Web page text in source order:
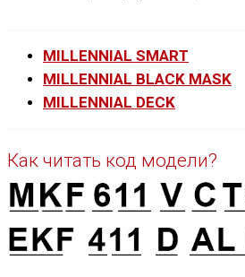
MILLENNIAL SMART
MILLENNIAL BLACK MASK
MILLENNIAL DECK
Как читать код модели?